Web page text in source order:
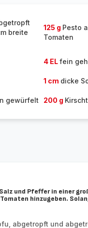
breite
125 g Pesto
Tomaten
4 ELfein
1 cm dicke
gewürfelt 200 g
und Pfeffer in einer
hinzugeben.
abgetropft und